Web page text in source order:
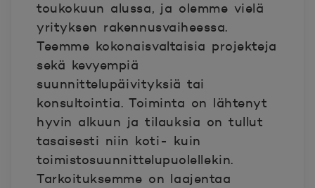
toukokuun alussa, ja olemme vielä
yrityksen rakennusvaiheessa.
Teemme kokonaisvaltaisia projekteja
sekä kevyempiä
suunnittelupäivityksiä tai
konsultointia. Toiminta on lähtenyt
hyvin alkuun ja tilauksia on tullut
tasaisesti niin koti- kuin
toimistosuunnittelupuolellekin.
Tarkoituksemme on laajentaa